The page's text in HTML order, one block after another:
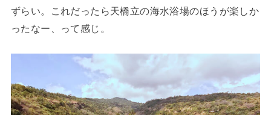
ずらい。これだったら天橋立の海水浴場のほうが楽しか
ったなー、って感じ。